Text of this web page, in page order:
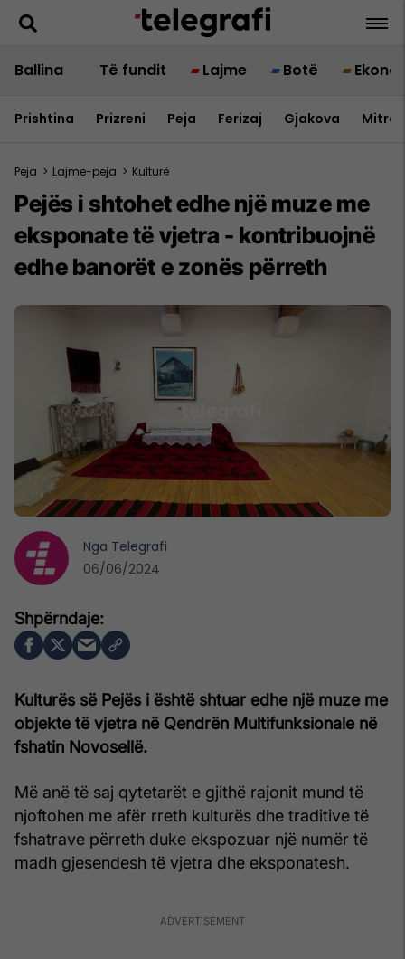
Ballina Të fundit Lajme Botë
Prishtina Prizreni Peja Ferizaj Gjakova
Peja > Lajme-peja > Kulturë
Pejës i shtohet edhe një muze me
eksponate të vjetra - kontribuojnë
edhe banorët e zonës përreth
Kulturës së Pejës i është shtuar edhe një muze me
objekte të vjetra në Qendrën Multifunksionale në
fshatin Novosellë.
Më anë të saj qytetarët e gjithë rajonit mund të
njoftohen me afër rreth kulturës dhe traditive të
fshatrave përreth duke ekspozuar një numër të
madh gjesendesh të vjetra dhe eksponatesh.
Nga Telegrafi
06/06/2024